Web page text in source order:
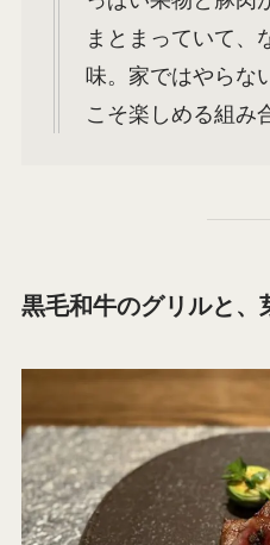
まとまっていて、
味。家ではやらな
こそ楽しめる組み
黒毛和牛のグリルと、